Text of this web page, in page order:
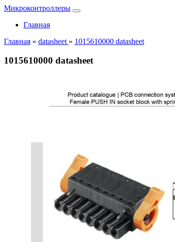
Микроконтроллеры
Главная
Главная » datasheet » 1015610000 datasheet
1015610000 datasheet